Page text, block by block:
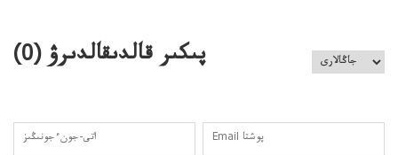
پىكىر قالدىقالدىرۋ (0
)